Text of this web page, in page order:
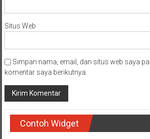
Situs Web
Simpan nama, email, dan situs web saya
komentar saya berikutnya.
Contoh Widget